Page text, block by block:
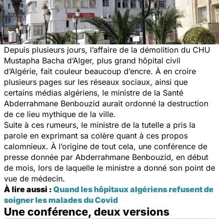
Depuis plusieurs jours, l’affaire de la démolition du CHU
Mustapha Bacha d’Alger, plus grand hôpital civil
d’Algérie, fait couleur beaucoup d’encre. À en croire
plusieurs pages sur les réseaux sociaux, ainsi que
certains médias algériens, le ministre de la Santé
Abderrahmane Benbouzid aurait ordonné la destruction
de ce lieu mythique de la ville.
Suite à ces rumeurs, le ministre de la tutelle a pris la
parole en exprimant sa colère quant à ces propos
calomnieux. À l’origine de tout cela, une conférence de
presse donnée par Abderrahmane Benbouzid, en début
de mois, lors de laquelle le ministre a donné son point de
vue de médecin.
À lire aussi : Quand les hôpitaux algériens refusent de
soigner les malades du Covid
Une conférence, deux versions